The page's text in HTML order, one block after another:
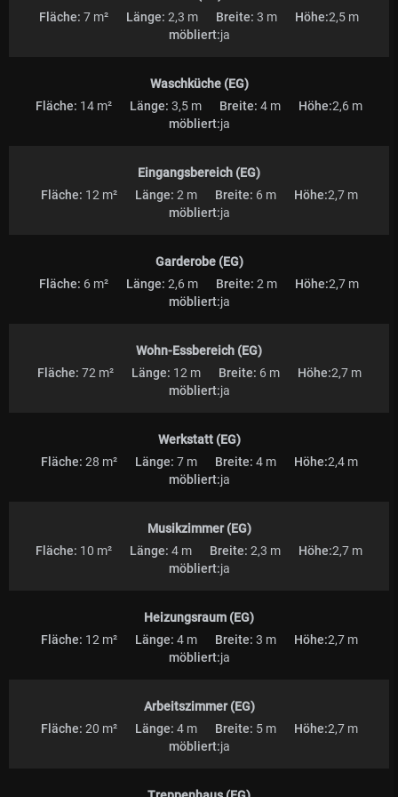
sich nur 5 min von Düsseldorf entfernt, im grünen Neuss. Drehs
werden nach Wunsch begleitet durch Snacks und mich, der
Gastgeberin, bei der Sie sich wohlfühlen werden.
Fläche: 7 m² Länge: 2,3 m Breite: 3 m Höhe:2,5 m
möbliert:ja
Waschküche (EG)
Fläche: 14 m² Länge: 3,5 m Breite: 4 m Höhe:2,6 m
möbliert:ja
Eingangsbereich (EG)
Fläche: 12 m² Länge: 2 m Breite: 6 m Höhe:2,7 m
möbliert:ja
Garderobe (EG)
Fläche: 6 m² Länge: 2,6 m Breite: 2 m Höhe:2,7 m
möbliert:ja
Wohn-Essbereich (EG)
Fläche: 72 m² Länge: 12 m Breite: 6 m Höhe:2,7 m
möbliert:ja
Werkstatt (EG)
Fläche: 28 m² Länge: 7 m Breite: 4 m Höhe:2,4 m
möbliert:ja
Musikzimmer (EG)
Fläche: 10 m² Länge: 4 m Breite: 2,3 m Höhe:2,7 m
möbliert:ja
Heizungsraum (EG)
Fläche: 12 m² Länge: 4 m Breite: 3 m Höhe:2,7 m
möbliert:ja
Arbeitszimmer (EG)
Fläche: 20 m² Länge: 4 m Breite: 5 m Höhe:2,7 m
möbliert:ja